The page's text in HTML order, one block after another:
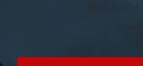
無料トラ
こちら